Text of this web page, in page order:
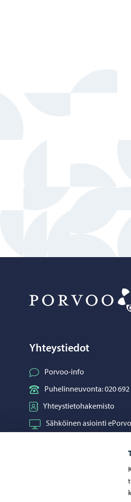
Yhteystiedot
Porvoo-info
Puhelinneuvonta: 020 692
Yhteystietohakemisto
Sähköinen asiointi